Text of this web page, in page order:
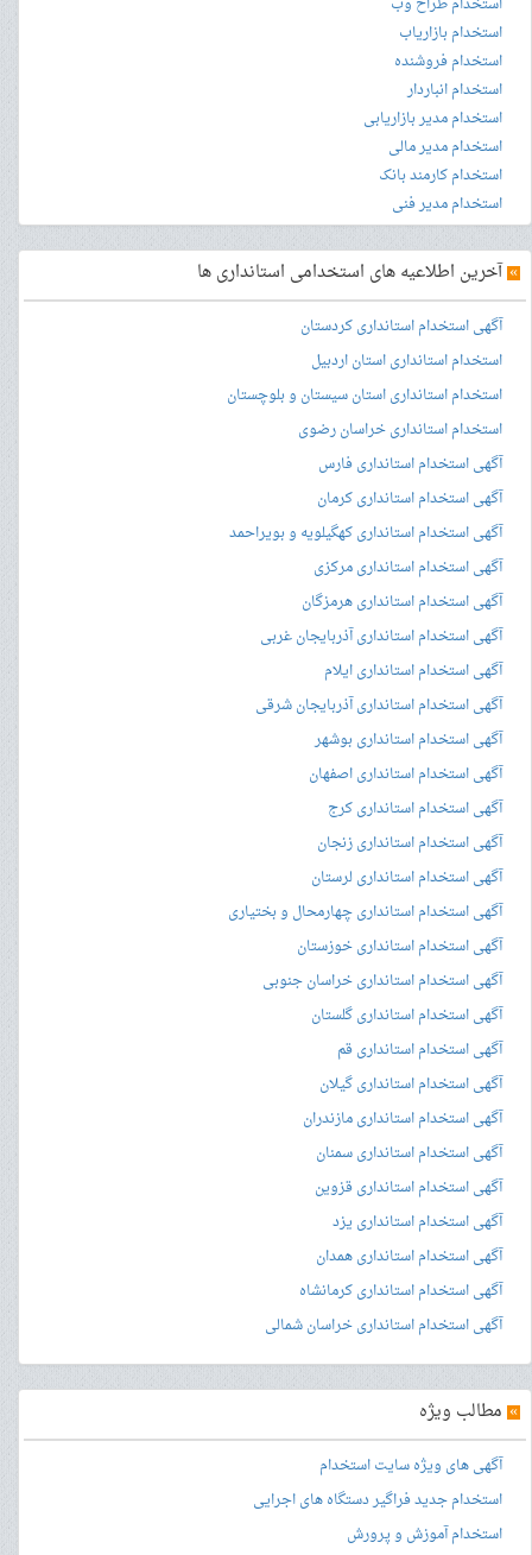
استخدام بازاریاب
استخدام فروشنده
استخدام انباردار
استخدام مدیر بازاریابی
استخدام مدیر مالی
استخدام کارمند بانک
استخدام مدیر فنی
»آخرین اطلاعیه های استخدامی استانداری ها
آگهی استخدام استانداری کردستان
استخدام استانداری استان اردبیل
استخدام استانداری استان سیستان و بلوچستان
استخدام استانداری خراسان رضوی
آگهی استخدام استانداری فارس
آگهی استخدام استانداری کرمان
آگهی استخدام استانداری کهگیلویه و بویراحمد
آگهی استخدام استانداری مرکزی
آگهی استخدام استانداری هرمزگان
آگهی استخدام استانداری آذربایجان غربی
آگهی استخدام استانداری ایلام
آگهی استخدام استانداری آذربایجان شرقی
آگهی استخدام استانداری بوشهر
آگهی استخدام استانداری اصفهان
آگهی استخدام استانداری کرج
آگهی استخدام استانداری زنجان
آگهی استخدام استانداری لرستان
آگهی استخدام استانداری چهارمحال و بختیاری
آگهی استخدام استانداری خوزستان
آگهی استخدام استانداری خراسان جنوبی
آگهی استخدام استانداری گلستان
آگهی استخدام استانداری قم
آگهی استخدام استانداری گیلان
آگهی استخدام استانداری مازندران
آگهی استخدام استانداری سمنان
آگهی استخدام استانداری قزوین
آگهی استخدام استانداری یزد
آگهی استخدام استانداری همدان
آگهی استخدام استانداری کرمانشاه
آگهی استخدام استانداری خراسان شمالی
» مطالب ویژه
آگهی های ویژه سایت استخدام
استخدام جدید فراگیر دستگاه های اجرایی
استخدام آموزش و پرورش